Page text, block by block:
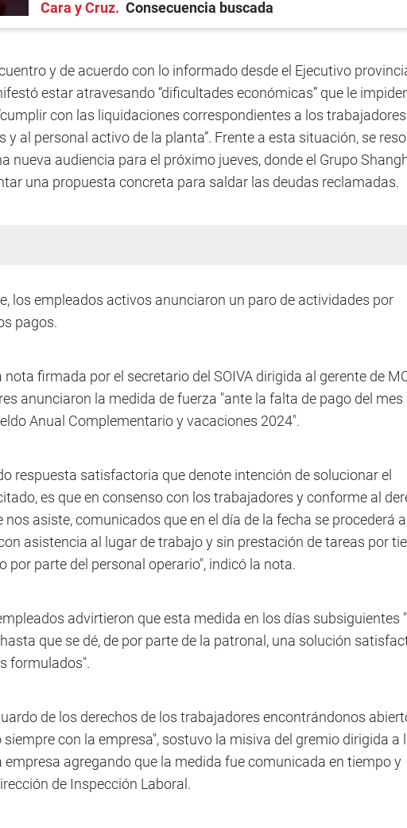
Cara y Cruz Consecuencia buscada
y de acuerdo con lo informado desde el Ejecutivo
estar atravesando “dificultades económicas” que le
con las liquidaciones correspondientes a los trabajadores
y al personal activo de la planta”. Frente a esta situación, se
nueva audiencia para el próximo jueves, donde el Grupo
una propuesta concreta para saldar las deudas reclamadas.
los empleados activos anunciaron un paro de actividades por
pagos.
firmada por el secretario del SOIVA dirigida al gerente de
anunciaron la medida de fuerza "ante la falta de pago del mes
Anual Complementario y vacaciones 2024".
respuesta satisfactoria que denote intención de solucionar el
es que en consenso con los trabajadores y conforme al
nos asiste, comunicados que en el día de la fecha se procederá a
asistencia al lugar de trabajo y sin prestación de tareas por
por parte del personal operario", indicó la nota.
advirtieron que esta medida en los días subsiguientes
que se dé, de por parte de la patronal, una solución
formulados".
de los derechos de los trabajadores encontrándonos
con la empresa", sostuvo la misiva del gremio dirigida a
empresa agregando que la medida fue comunicada en tiempo y
de Inspección Laboral.